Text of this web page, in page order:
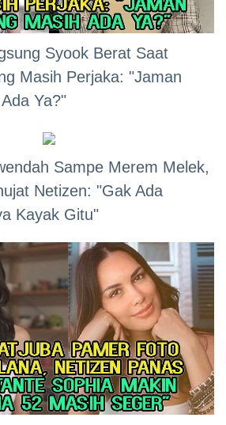
Syook Berat Saat
Masih Perjaka: "Jaman
Ya?"
Sampe Merem Melek,
Netizen: "Gak Ada
Kayak Gitu"